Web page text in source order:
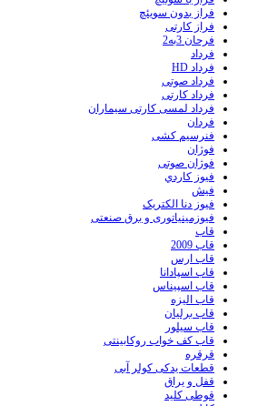
فراز بدون سویئچ
فراز کارتی
فرحان 3به2
فرداد
فرداد HD
فرداد صوتی
فرداد کارتی
فرداد لمسی کارتی سیماران
فردان
فنرسیم کشی
فوژان
فوژان صوتی
فيوز کاردي
فیش
فیوز دنا الکتریک
فیوزمینیاتوری و برق صنعتی
قاب
قاب 2009
قاب ارس
قاب اسپادانا
قاب اسپیناس
قاب الیزه
قاب برلیان
قاب سیلور
قاب کف خواب روکابینتی
قرقره
قطعات یدکی کولر آبی
قفل و یراق
قوطی کلید